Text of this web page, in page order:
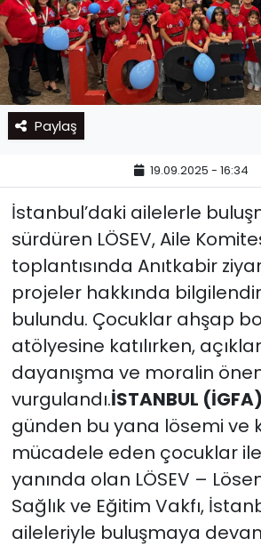
Paylaş
19.09.2025 - 16:34
İstanbul’daki ailelerle
sürdüren LÖSEV, Aile
toplantısında Anıtkabir
projeler hakkında
bulundu. Çocuklar ahşap
atölyesine katılırken,
dayanışma ve moralin
vurgulandı.İSTANBUL
günden bu yana lösemi ve
mücadele eden çocuklar
yanında olan LÖSEV –
Sağlık ve Eğitim Vakfı,
aileleriyle buluşmaya